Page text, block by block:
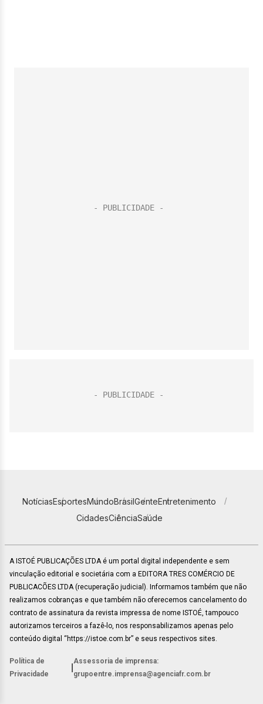
NotíciasEsportesMundoBrasilGenteEntretenimento
CidadesCiênciaSaúde
A ISTOÉ PUBLICAÇÕES LTDA é um portal digital independente e sem
vinculação editorial e societária com a EDITORA TRES COMÉRCIO DE
PUBLICACÕES LTDA (recuperação judicial). Informamos também que não
realizamos cobranças e que também não oferecemos cancelamento do
contrato de assinatura da revista impressa de nome ISTOÉ, tampouco
autorizamos terceiros a fazê-lo, nos responsabilizamos apenas pelo
conteúdo digital “https://istoe.com.br” e seus respectivos sites.
Política de
Privacidade
Assessoria de imprensa:
grupoentre.imprensa@agenciafr.com.br